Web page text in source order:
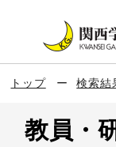
トップ 検索結
教員・